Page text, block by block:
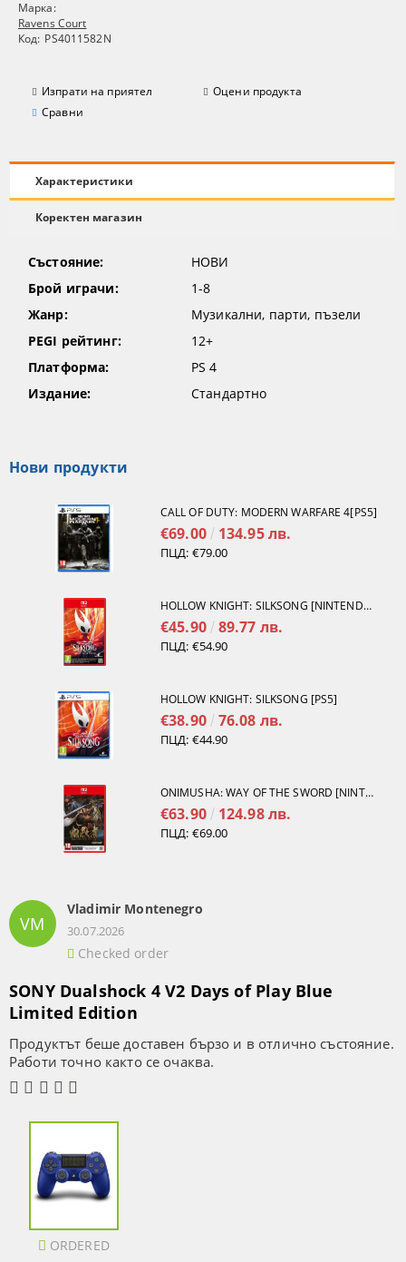
Марка:
Ravens Court
Код: PS4011582N
Изпрати на приятел
Оцени продукта
Сравни
Характеристики
Коректен магазин
Състояние:
НОВИ
Брой играчи:
1-8
Жанр:
Музикални, парти, пъзели
PEGI рейтинг:
12+
Платформа:
PS 4
Издание:
Стандартно
Нови продукти
CALL OF DUTY: MODERN WARFARE 4[PS5]
€69.00 134.95 лв.
ПЦД: €79.00
HOLLOW KNIGHT: SILKSONG [NINTENDO SWITCH 2]
€45.90 89.77 лв.
ПЦД: €54.90
HOLLOW KNIGHT: SILKSONG [PS5]
€38.90 76.08 лв.
ПЦД: €44.90
ONIMUSHA: WAY OF THE SWORD [NINTENDO SWITCH 2]
€63.90 124.98 лв.
ПЦД: €69.00
VM
Vladimir Montenegro
30.07.2026
Checked order
SONY Dualshock 4 V2 Days of Play Blue
Limited Edition
Продуктът беше доставен бързо и в отлично състояние.
Работи точно както се очаква.
ORDERED